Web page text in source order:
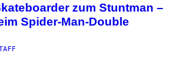
zum Stuntman –
Spider-Man-Double